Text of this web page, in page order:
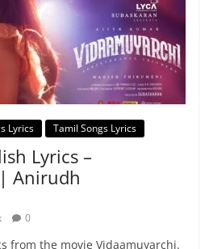
Lyrics Tamil Songs Lyrics
Lyrics –
Anirudh
0
from the movie Vidaamuyarchi.